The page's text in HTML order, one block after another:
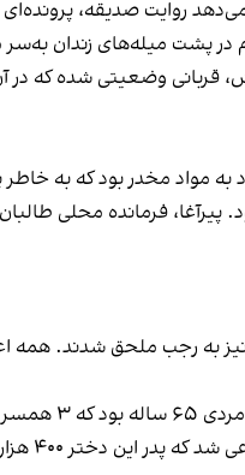
روایت صدیقه،
در پشت میله‌های زندان
قربانی وضعیتی شده که در
فرمانده محلی
به رجب ملحق شدند. همه
پدر